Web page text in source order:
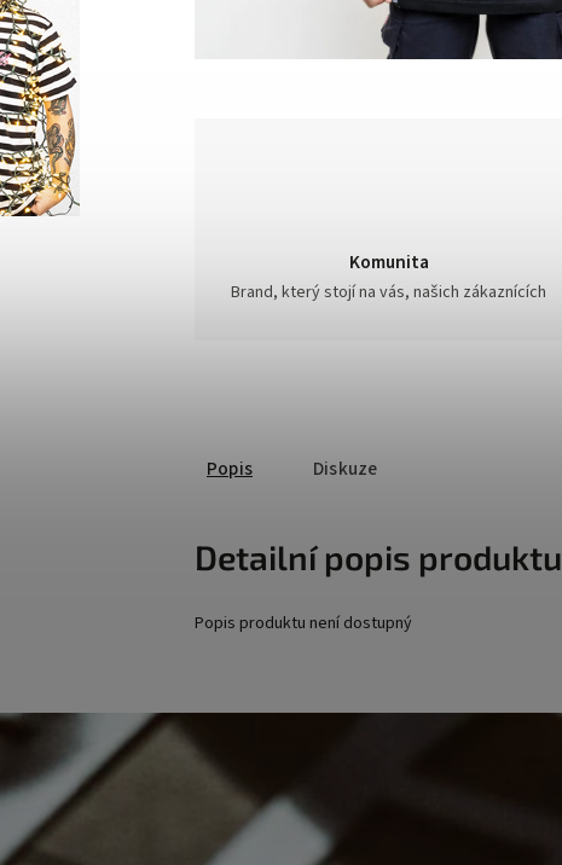
Komunita
Brand, který stojí na vás, našich zákaznících
Popis Diskuze
Detailní popis produktu
Popis produktu není dostupný